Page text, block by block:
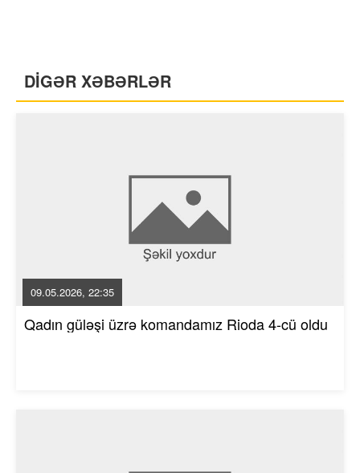
DİGƏR XƏBƏRLƏR
09.05.2026, 22:35
Qadın güləşi üzrə komandamız Rioda 4-cü oldu